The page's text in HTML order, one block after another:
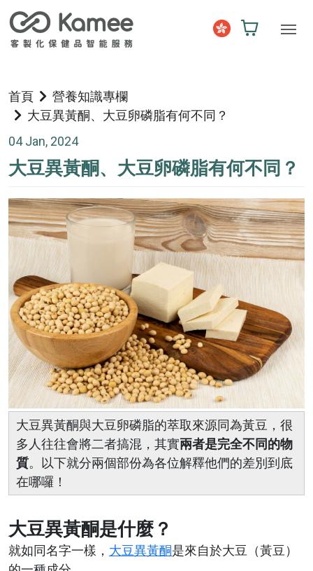
首頁
營養知識專欄
大豆異黃酮、大豆卵磷脂有何不同？
04 Jan, 2024
大豆異黃酮、大豆卵磷脂有何不同？
大豆異黃酮與大豆卵磷脂的萃取來源同為黃豆，很
多人往往會將二者搞混，其實兩者是完全不同的物
質。以下就分兩個部份為各位解釋他們的差別到底
在哪囉！
大豆異黃酮是什麼？
就如同名字一樣， 大豆異黃酮是來自於大豆（黃豆）